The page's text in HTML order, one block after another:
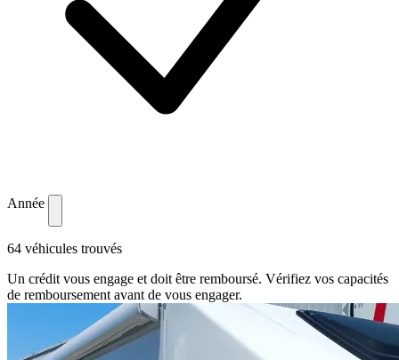
Année
64 véhicules trouvés
Un crédit vous engage et doit être remboursé. Vérifiez vos capacités
de remboursement avant de vous engager.